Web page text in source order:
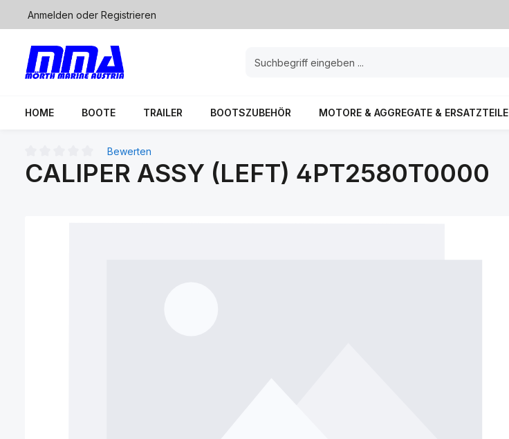
Zur Hauptnavigation springen
Anmelden oder Registrieren
HOME BOOTE TRAILER BOOTSZUBEHÖR MOTORE & AGGREGATE & ERSATZTEILE
Durchschnittliche Bewertung von 0 von 5 Sternen
Bewerten
CALIPER ASSY (LEFT) 4PT2580T0000